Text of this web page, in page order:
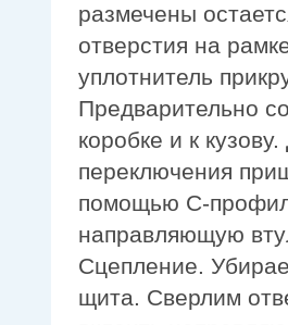
размечены
отверстия на
уплотнитель
Предварительно
коробке и к
переключения
помощью С-
направляющую
Сцепление.
щита. Сверлим